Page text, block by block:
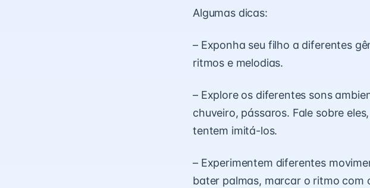
Algumas dicas:
– Exponha seu filho a diferentes
ritmos e melodias.
– Explore os diferentes sons
chuveiro, pássaros. Fale sobre
tentem imitá-los.
– Experimentem diferentes
bater palmas, marcar o ritmo com